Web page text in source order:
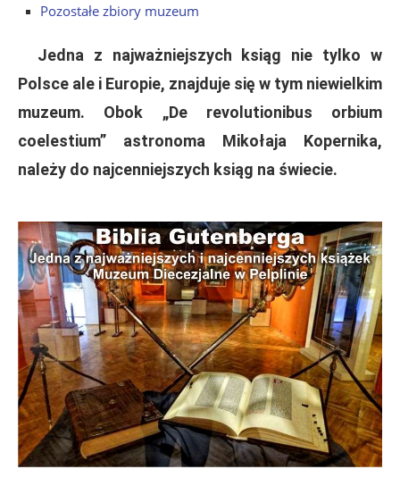
Pozostałe zbiory muzeum
Jedna z najważniejszych ksiąg nie tylko w
Polsce ale i Europie, znajduje się w tym niewielkim
muzeum. Obok „De revolutionibus orbium
coelestium” astronoma Mikołaja Kopernika,
należy do najcenniejszych ksiąg na świecie.